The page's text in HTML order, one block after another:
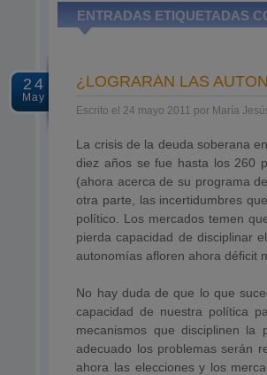
ENTRADAS ETIQUETADAS
24
May
¿LOGRARÁN LAS
Escrito el 24 mayo 2011 por María
La crisis de la deuda soberana
diez años se fue hasta los 260
(ahora acerca de su programa
otra parte, las incertidumbres
político. Los mercados temen
pierda capacidad de disciplinar
autonomías afloren ahora déficit
No hay duda de que lo que
capacidad de nuestra política
mecanismos que disciplinen la
adecuado los problemas serán
ahora las elecciones y los